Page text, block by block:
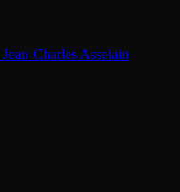
Jean-Charles Asselain